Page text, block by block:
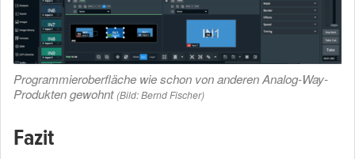
Programmieroberfläche wie schon von anderen Analog-Way-
Produkten gewohnt (Bild: Bernd Fischer)
Fazit